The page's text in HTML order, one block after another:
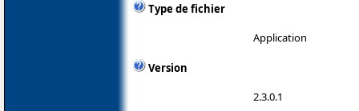
Type de fichier
Application
Version
2.3.0.1